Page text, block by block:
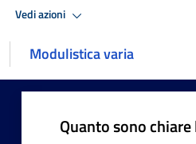
Vedi azioni
Modulistica varia
Quanto sono